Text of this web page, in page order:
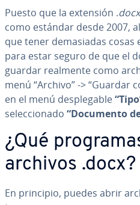
Puesto que la extensión .docx
como estándar desde 2007,
que tener de­ma­sia­das cosas
para estar seguro de que el
guardar realmente como
menú “Archivo” -> “Guardar
en el menú de­s­ple­ga­ble
se­le­c­cio­na­do “Documento
¿Qué
archivos .docx?
En principio, puedes abrir